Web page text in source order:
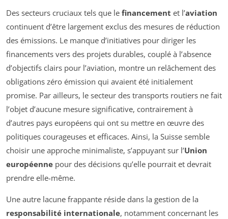
Des secteurs cruciaux tels que le financement et l’aviation
continuent d’être largement exclus des mesures de réduction
des émissions. Le manque d’initiatives pour diriger les
financements vers des projets durables, couplé à l’absence
d’objectifs clairs pour l’aviation, montre un relâchement des
obligations zéro émission qui avaient été initialement
promise. Par ailleurs, le secteur des transports routiers ne fait
l’objet d’aucune mesure significative, contrairement à
d’autres pays européens qui ont su mettre en œuvre des
politiques courageuses et efficaces. Ainsi, la Suisse semble
choisir une approche minimaliste, s’appuyant sur l’Union
européenne pour des décisions qu’elle pourrait et devrait
prendre elle-même.
Une autre lacune frappante réside dans la gestion de la
responsabilité internationale, notamment concernant les